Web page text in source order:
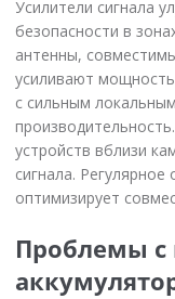
Усилители сигнала
безопасности в
антенны,
усиливают
с сильным
устройств вблизи
сигнала.
оптимизирует
Проблемы